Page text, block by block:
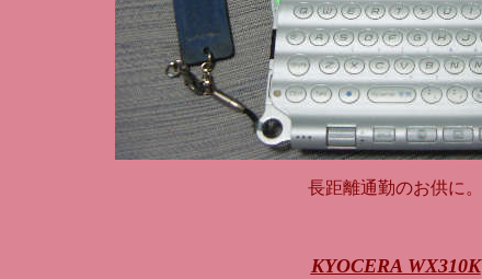
長距離通勤のお供に。
KYOCERA WX310K